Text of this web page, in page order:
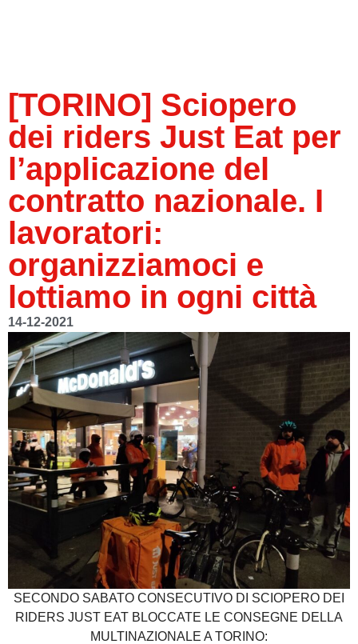
[TORINO] Sciopero
dei riders Just Eat per
l’applicazione del
contratto nazionale. I
lavoratori:
organizziamoci e
lottiamo in ogni città
14-12-2021
SECONDO SABATO CONSECUTIVO DI SCIOPERO DEI
RIDERS JUST EAT BLOCCATE LE CONSEGNE DELLA
MULTINAZIONALE A TORINO: